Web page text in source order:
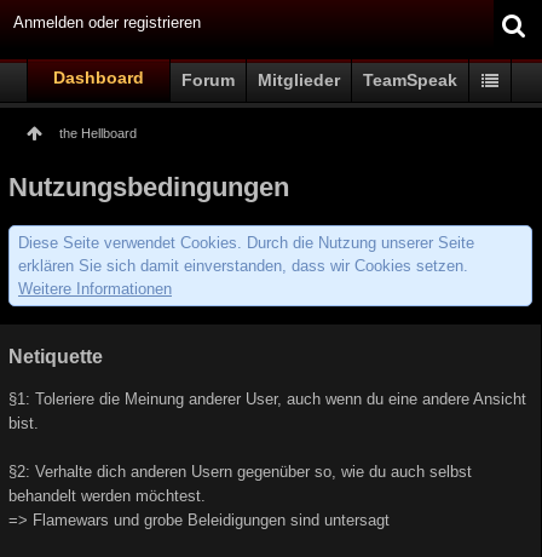
Anmelden oder registrieren
Dashboard Forum Mitglieder TeamSpeak
the Hellboard
Nutzungsbedingungen
Diese Seite verwendet Cookies. Durch die Nutzung unserer Seite
erklären Sie sich damit einverstanden, dass wir Cookies setzen.
Weitere Informationen
Netiquette
§1: Toleriere die Meinung anderer User, auch wenn du eine andere Ansicht
bist.
§2: Verhalte dich anderen Usern gegenüber so, wie du auch selbst
behandelt werden möchtest.
=> Flamewars und grobe Beleidigungen sind untersagt